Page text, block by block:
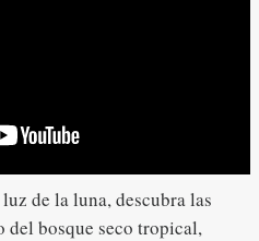
de la luna, descubra las
del bosque seco tropical,